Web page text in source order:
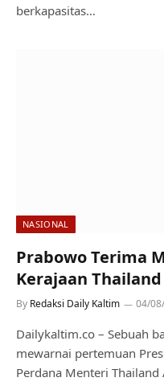
berkapasitas…
NASIONAL
Prabowo Terima
Kerajaan Thailand
By Redaksi Daily Kaltim 04/
Dailykaltim.co – Sebuah
mewarnai pertemuan
Perdana Menteri